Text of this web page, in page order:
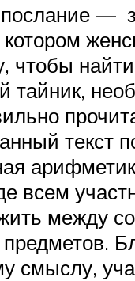
—
чтобы найти
тайник,
текст
всем
между
смыслу,